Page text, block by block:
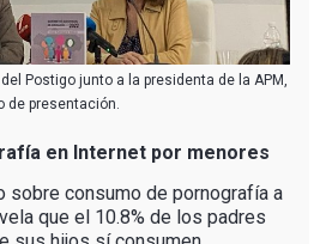
Postigo junto a la presidenta de la APM,
de presentación.
en Internet por menores
sobre consumo de pornografía a
que el 10.8% de los padres